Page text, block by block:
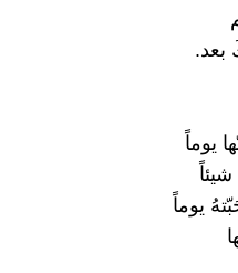
بعد.
يوماً
يوماً